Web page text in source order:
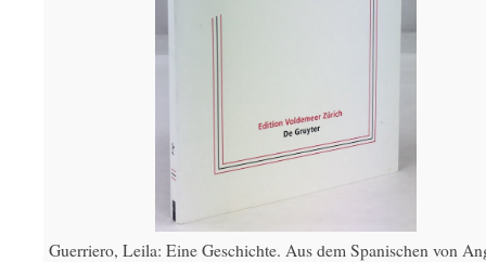
Guerriero, Leila: Eine Geschichte. Aus dem Spanischen von